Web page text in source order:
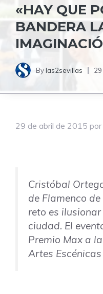
«HAY QUE
BANDERA
Bylas2sevillas
29 de abril de 2015 por
Cristóbal
de Flamenco
reto es
ciudad. El
Premio Max a
Artes